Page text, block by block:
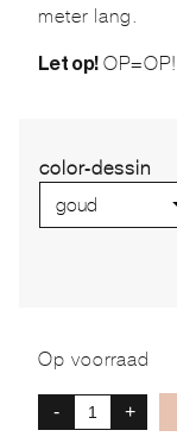
meter lang.
Let op!OP=OP!
color-dessin
Op voorraad
- +